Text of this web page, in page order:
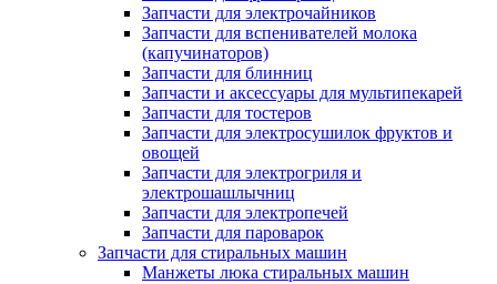
Запчасти для электрочайников
Запчасти для вспенивателей молока
(капучинаторов)
Запчасти для блинниц
Запчасти и аксессуары для мультипекарей
Запчасти для тостеров
Запчасти для электросушилок фруктов и
овощей
Запчасти для электрогриля и
электрошашлычниц
Запчасти для электропечей
Запчасти для пароварок
Запчасти для стиральных машин
Манжеты люка стиральных машин